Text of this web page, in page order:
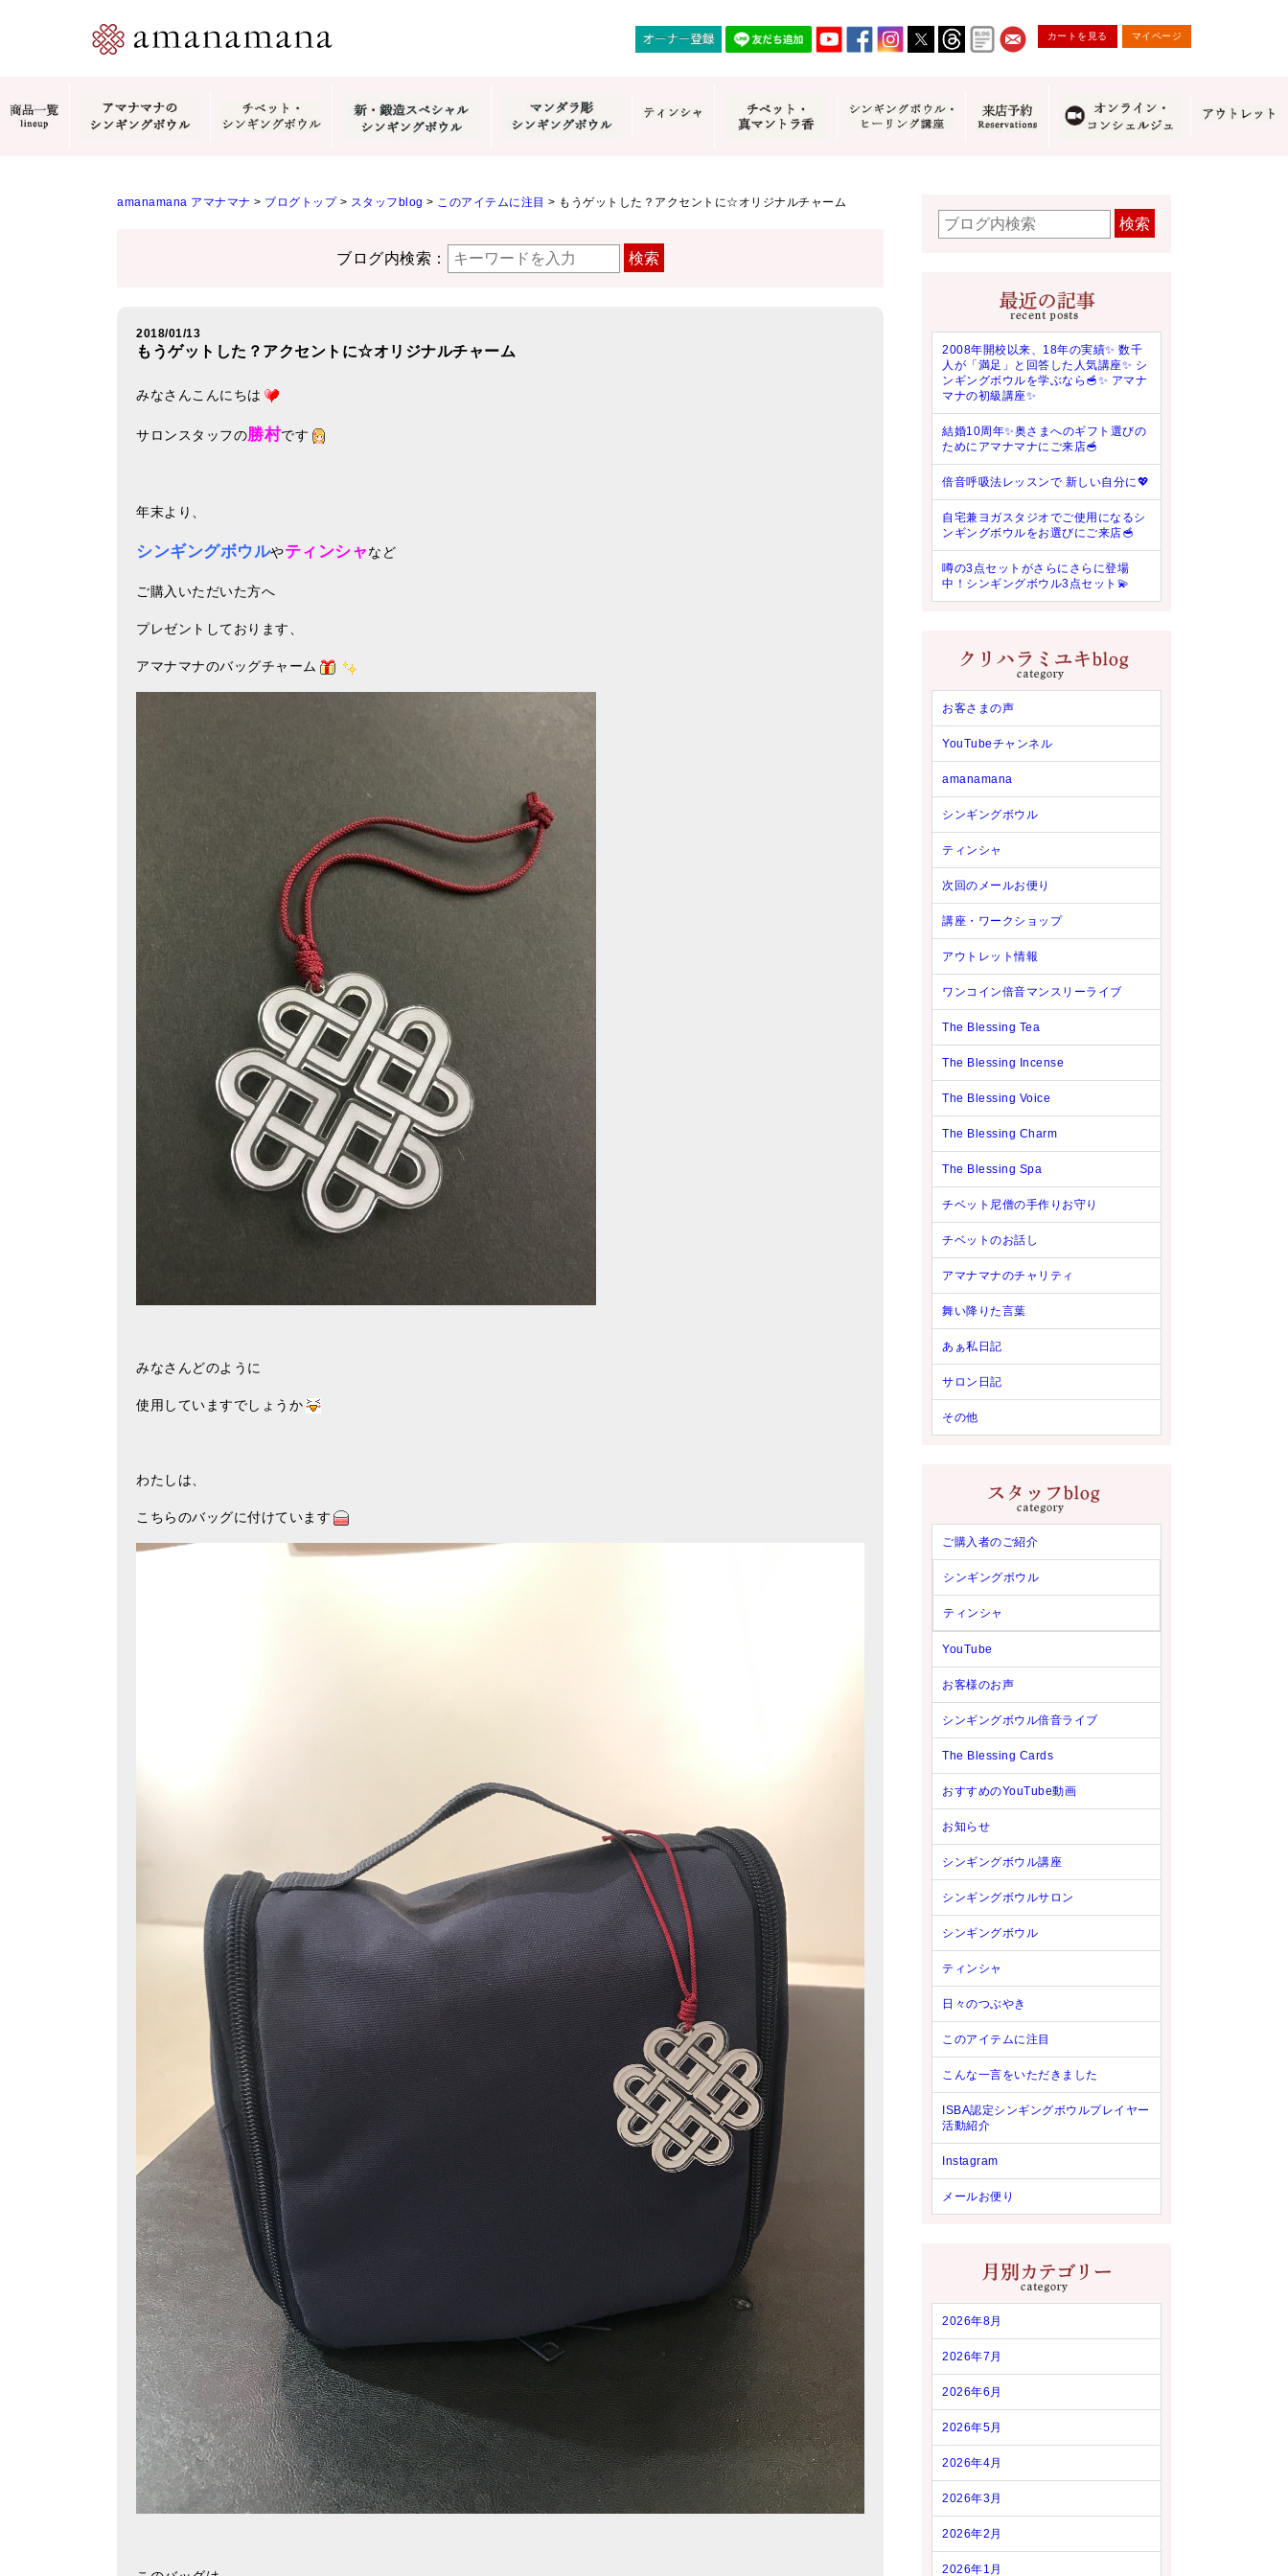
カートを見る マイページ
amanamana アマナマナ > ブログトップ> スタッフblog > このアイテムに注目 > もうゲットした？アクセントに☆オリジナルチャーム
ブログ内検索： 検索
2018/01/13
もうゲットした？アクセントに☆オリジナルチャーム
みなさんこんにちは
サロンスタッフの勝村です
年末より、
シンギングボウルやティンシャなど
ご購入いただいた方へ
プレゼントしております、
アマナマナのバッグチャーム
みなさんどのように
使用していますでしょうか
わたしは、
こちらのバッグに付けています
検索
2008年開校以来、18年の実績✨ 数千
人が「満足」と回答した人気講座✨ シ
ンギングボウルを学ぶなら🥣✨ アマナ
マナの初級講座✨
結婚10周年✨奥さまへのギフト選びの
ためにアマナマナにご来店🥣
倍音呼吸法レッスンで 新しい自分に💖
自宅兼ヨガスタジオでご使用になるシ
ンギングボウルをお選びにご来店🥣
噂の3点セットがさらにさらに登場
中！シンギングボウル3点セット💫
お客さまの声
YouTubeチャンネル
amanamana
シンギングボウル
ティンシャ
次回のメールお便り
講座・ワークショップ
アウトレット情報
ワンコイン倍音マンスリーライブ
The Blessing Tea
The Blessing Incense
The Blessing Voice
The Blessing Charm
The Blessing Spa
チベット尼僧の手作りお守り
チベットのお話し
アマナマナのチャリティ
舞い降りた言葉
あぁ私日記
サロン日記
その他
ご購入者のご紹介
シンギングボウル
ティンシャ
YouTube
お客様のお声
シンギングボウル倍音ライブ
The Blessing Cards
おすすめのYouTube動画
お知らせ
シンギングボウル講座
シンギングボウルサロン
シンギングボウル
ティンシャ
日々のつぶやき
このアイテムに注目
こんな一言をいただきました
ISBA認定シンギングボウルプレイヤー
活動紹介
Instagram
メールお便り
2026年8月
2026年7月
2026年6月
2026年5月
2026年4月
2026年3月
2026年2月
2026年1月